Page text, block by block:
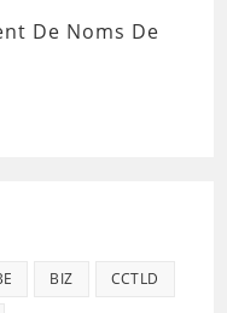
De Noms De
BIZ CCTLD